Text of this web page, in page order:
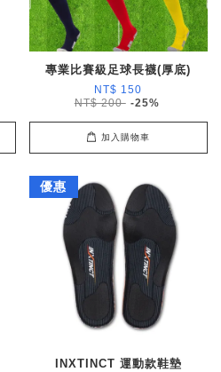
專業比賽級足球長襪(厚底)
NT$ 150
NT$ 200 -25%
加入購物車
優惠
INXTINCT 運動款鞋墊